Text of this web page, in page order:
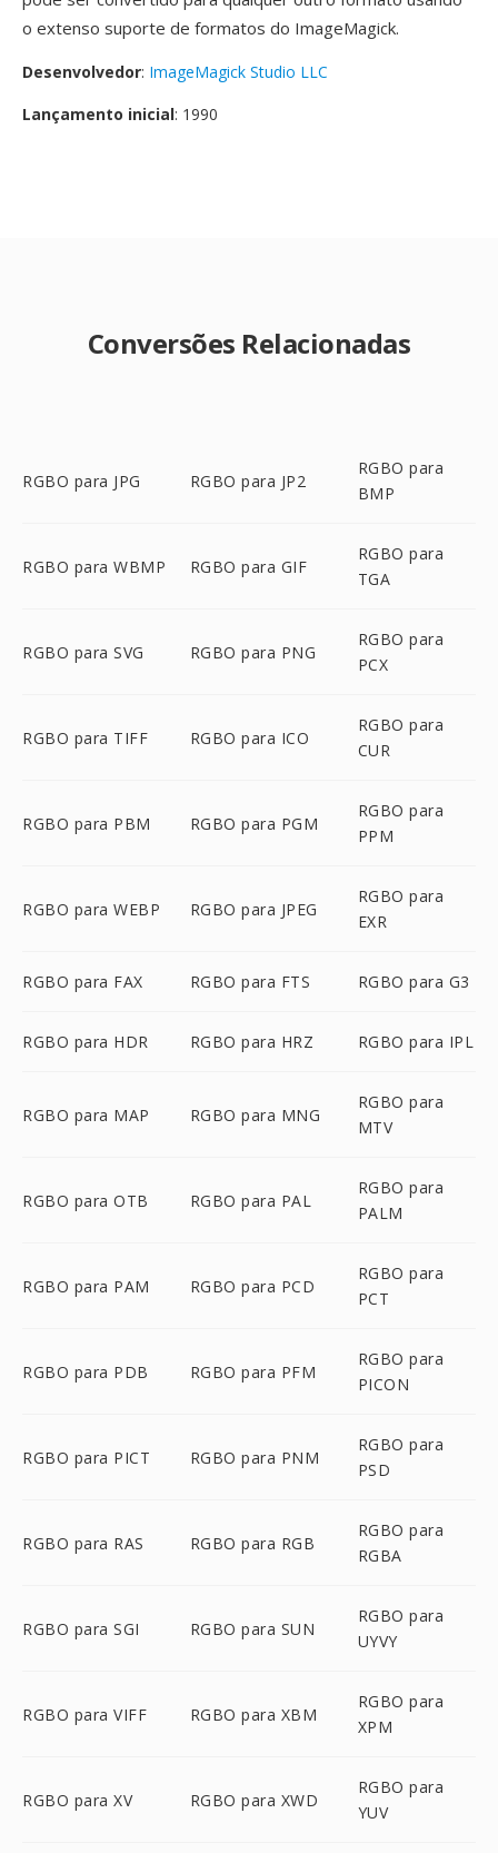
o extenso suporte de formatos do ImageMagick.
Desenvolvedor: ImageMagick Studio LLC
Lançamento inicial: 1990
Conversões Relacionadas
RGBO para JPG RGBO para JP2
RGBO para
BMP
RGBO para WBMP RGBO para GIF
RGBO para
TGA
RGBO para SVG RGBO para PNG
RGBO para
PCX
RGBO para TIFF RGBO para ICO
RGBO para
CUR
RGBO para PBM RGBO para PGM
RGBO para
PPM
RGBO para WEBP RGBO para JPEG
RGBO para
EXR
RGBO para FAX RGBO para FTS RGBO para G3
RGBO para HDR RGBO para HRZ RGBO para IPL
RGBO para MAP RGBO para MNG
RGBO para
MTV
RGBO para OTB RGBO para PAL
RGBO para
PALM
RGBO para PAM RGBO para PCD
RGBO para
PCT
RGBO para PDB RGBO para PFM
RGBO para
PICON
RGBO para PICT RGBO para PNM
RGBO para
PSD
RGBO para RAS RGBO para RGB
RGBO para
RGBA
RGBO para SGI RGBO para SUN
RGBO para
UYVY
RGBO para VIFF RGBO para XBM
RGBO para
XPM
RGBO para XV RGBO para XWD
RGBO para
YUV